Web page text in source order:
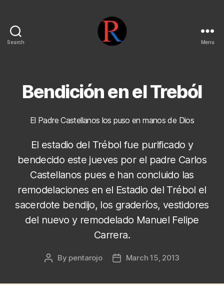
Search Menu
Bendición en el Treból
El Padre Castellanos los puso en manos de Dios
El estadio del Trébol fue purificado y
bendecido este jueves por el padre Carlos
Castellanos pues e han concluido las
remodelaciones en el Estadio del Trébol el
sacerdote bendijo, los graderíos, vestidores
del nuevo y remodelado Manuel Felipe
Carrera.
Post
By pentarojo
PostMarch 15, 2013